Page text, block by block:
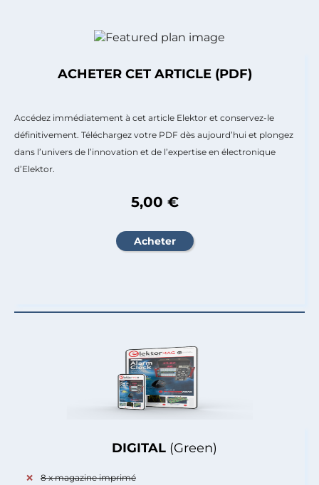
DIGITAL (Green)
8 x magazine imprimé
ACHETER CET ARTICLE (PDF)
Accédez immédiatement à cet article Elektor et conservez-le
définitivement. Téléchargez votre PDF dès aujourd’hui et plongez
dans l’univers de l’innovation et de l’expertise en électronique
d’Elektor.
5,00 €